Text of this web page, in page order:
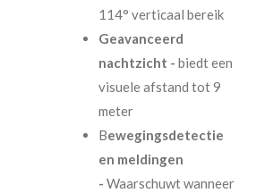
114° verticaal bereik
Geavanceerd
nachtzicht - biedt een
visuele afstand tot 9
meter
Bewegingsdetectie
en meldingen
- Waarschuwt wanneer